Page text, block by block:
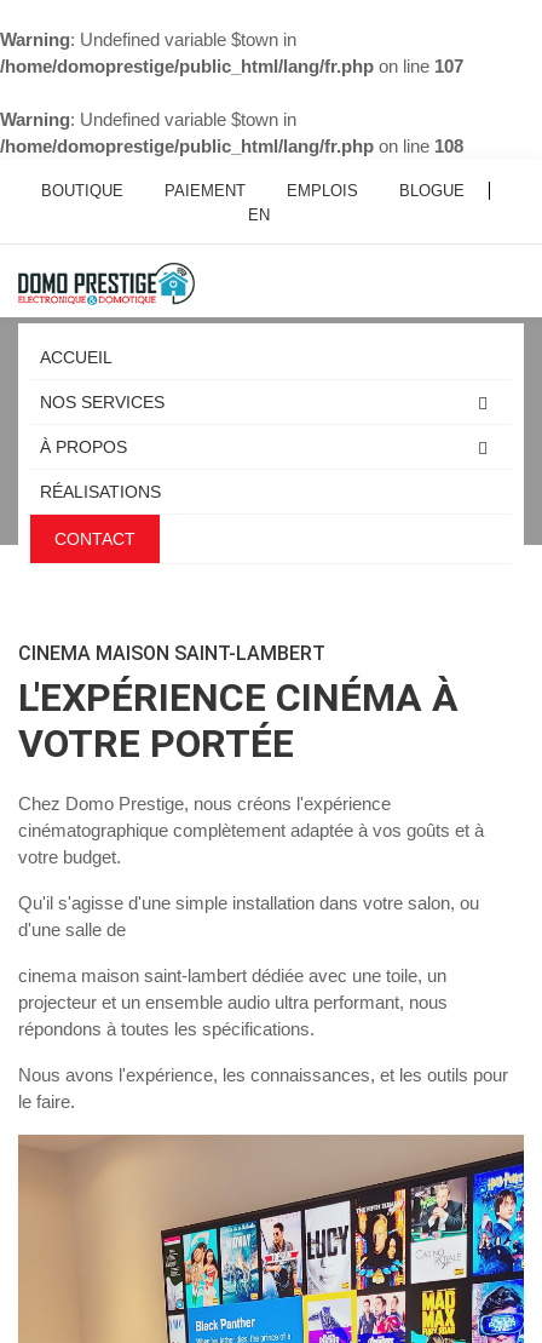
Warning: Undefined variable $town in
/home/domoprestige/public_html/lang/fr.php on line 107
Warning: Undefined variable $town in
/home/domoprestige/public_html/lang/fr.php on line 108
BOUTIQUE PAIEMENT EMPLOIS
BLOGUE
EN
ACCUEIL
NOS SERVICES
À PROPOS
RÉALISATIONS
CONTACT
CINEMA MAISON SAINT-
LAMBERT
CINEMA MAISON SAINT-LAMBERT
L'EXPÉRIENCE CINÉMA À
VOTRE PORTÉE
Chez Domo Prestige, nous créons l'expérience
cinématographique complètement adaptée à vos goûts et à
votre budget.
Qu'il s'agisse d'une simple installation dans votre salon, ou
d'une salle de
cinema maison saint-lambert dédiée avec une toile, un
projecteur et un ensemble audio ultra performant, nous
répondons à toutes les spécifications.
Nous avons l'expérience, les connaissances, et les outils pour
le faire.